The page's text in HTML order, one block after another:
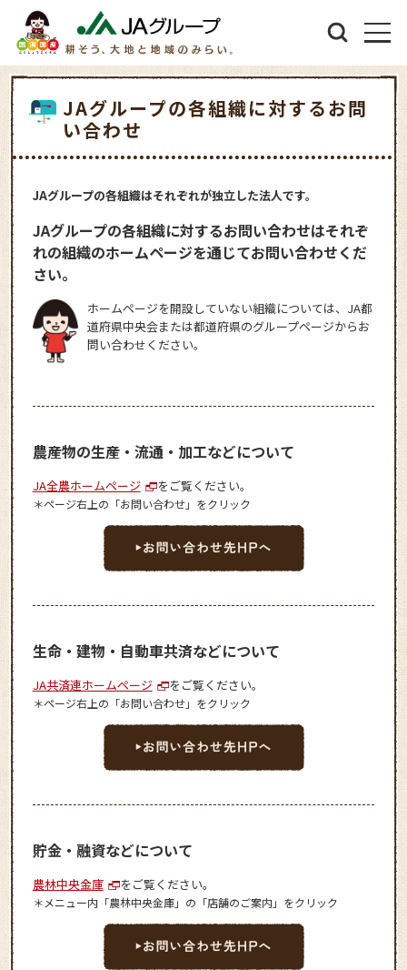
JAグループの各組織に対するお問
い合わせ
JAグループの各組織はそれぞれが独立した法人です。
JAグループの各組織に対するお問い合わせはそれぞ
れの組織のホームページを通じてお問い合わせくだ
さい。
ホームページを開設していない組織については、JA都
道府県中央会または都道府県のグループページからお
問い合わせください。
農産物の生産・流通・加工などについて
JA全農ホームページ をご覧ください。
＊ページ右上の「お問い合わせ」をクリック
生命・建物・自動車共済などについて
JA共済連ホームページ をご覧ください。
＊ページ右上の「お問い合わせ」をクリック
貯金・融資などについて
農林中央金庫 をご覧ください。
＊メニュー内「農林中央金庫」の「店舗のご案内」をクリック